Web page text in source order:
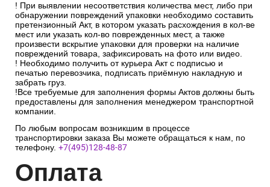
! При выявлении несоответствия количества мест, либо при
обнаружении повреждений упаковки необходимо составить
претензионный Акт, в котором указать расхождения в кол-ве
мест или указать кол-во поврежденных мест, а также
произвести вскрытие упаковки для проверки на наличие
повреждений товара, зафиксировать на фото или видео.
! Необходимо получить от курьера Акт с подписью и
печатью перевозчика, подписать приёмную накладную и
забрать груз.
!Все требуемые для заполнения формы Актов должны быть
предоставлены для заполнения менеджером транспортной
компании.
По любым вопросам возникшим в процессе
транспортировки заказа Вы можете обращаться к нам, по
телефону. +7(495)128-48-87
Оплата